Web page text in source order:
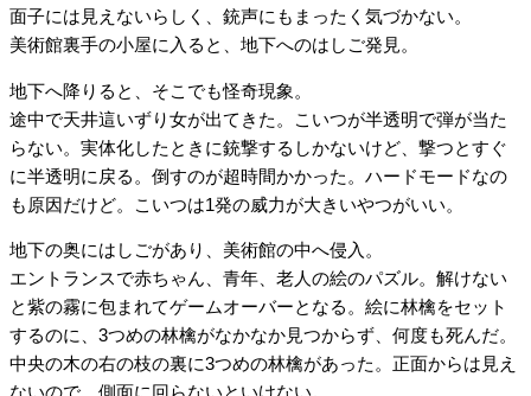
面子には見えないらしく、銃声にもまったく気づかない。
美術館裏手の小屋に入ると、地下へのはしご発見。
地下へ降りると、そこでも怪奇現象。
途中で天井這いずり女が出てきた。こいつが半透明で弾が当た
らない。実体化したときに銃撃するしかないけど、撃つとすぐ
に半透明に戻る。倒すのが超時間かかった。ハードモードなの
も原因だけど。こいつは1発の威力が大きいやつがいい。
地下の奥にはしごがあり、美術館の中へ侵入。
エントランスで赤ちゃん、青年、老人の絵のパズル。解けない
と紫の霧に包まれてゲームオーバーとなる。絵に林檎をセット
するのに、3つめの林檎がなかなか見つからず、何度も死んだ。
中央の木の右の枝の裏に3つめの林檎があった。正面からは見え